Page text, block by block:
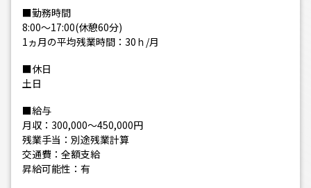
■勤務時間
8:00～17:00(休憩60分)
1ヵ月の平均残業時間：30ｈ/月
■休日
土日
■給与
月収：300,000～450,000円
残業手当：別途残業計算
交通費：全額支給
昇給可能性：有